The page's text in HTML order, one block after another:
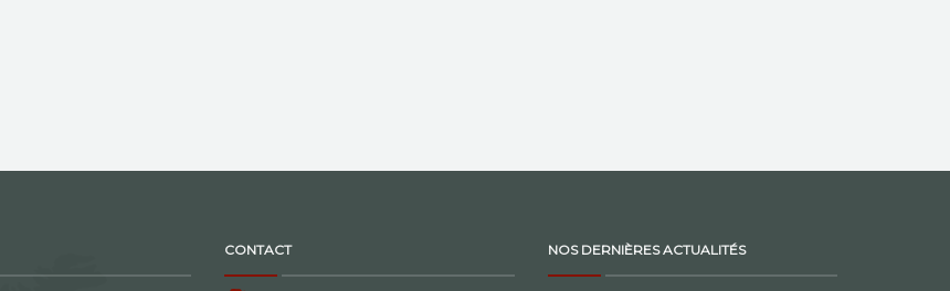
CONTACT NOS DERNIÈRES ACTUALITÉS